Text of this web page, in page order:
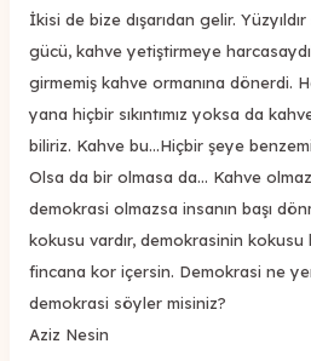
İkisi de bize dışarıdan gelir.
gücü, kahve yetiştirmeye
girmemiş kahve ormanına dönerdi.
yana hiçbir sıkıntımız yoksa da
biliriz. Kahve bu...Hiçbir şeye
Olsa da bir olmasa da... Kahve
demokrasi olmazsa insanın başı
kokusu vardır, demokrasinin
fincana kor içersin. Demokrasi ne
demokrasi söyler misiniz?
Aziz Nesin